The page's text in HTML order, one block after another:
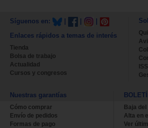
Síguenos en:
Enlaces rápidos a temas de interés
Tienda
Bolsa de trabajo
Actualidad
Cursos y congresos
Nuestras garantías
Cómo comprar
Envío de pedidos
Formas de pago
Baja del
Alta en
Ver